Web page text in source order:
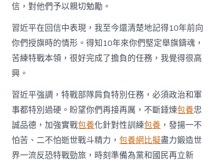
勵
“獵
鷹
突
擊
隊”
隊
員
盡
力
鑄
造
世
界
信，對他們予以親切勉勵。
習近平在回信中表現，我至今還清楚地記得10年前向
你們授旗時的情形。得知10年來你們堅定舉旗鑄魂，
苦練特戰本領，很好完成了擔負的任務，我覺得很高
興。
習近平強調，特戰部隊肩負特別任務，必須政治和軍
事都特別過硬。盼望你們再接再厲，不斷錘煉包養忠
誠品德，加強實戰包養化針對性訓練包養 ，發揚一不
怕苦、二不怕逝世戰斗精力，包養網比擬盡力鍛造世
界一流反恐特戰勁旅，時刻準備為黨和國民再立新